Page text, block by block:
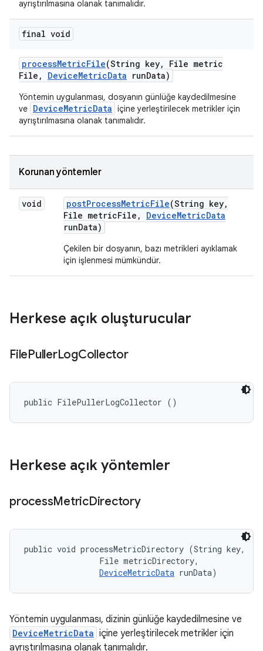
ayrıştırılmasına olanak tanımalıdır.
final void
processMetricFile(String key,
File metric
File , DeviceMetricData runData)
Yöntemin uygulanması, dosyanın günlüğe kaydedilmesine
ve DeviceMetricData içine yerleştirilecek metrikler için
ayrıştırılmasına olanak tanımalıdır.
Korunan yöntemler
void postProcessMetricFile(String key,
File metricFile , DeviceMetricData
runData)
Çekilen bir dosyanın, bazı metrikleri ayıklamak
için işlenmesi mümkündür.
Herkese açık oluşturucular
FilePullerLogCollector
public FilePullerLogCollector ()
Herkese açık yöntemler
processMetricDirectory
public void processMetricDirectory (String key,
                File metricDirectory,
DeviceMetricData runData)
Yöntemin uygulanması, dizinin günlüğe kaydedilmesine ve
DeviceMetricData içine yerleştirilecek metrikler için
ayrıştırılmasına olanak tanımalıdır.